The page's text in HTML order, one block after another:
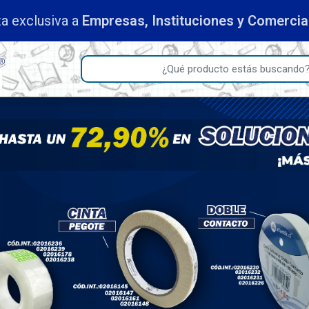
exclusiva a Empresas, Instituciones y